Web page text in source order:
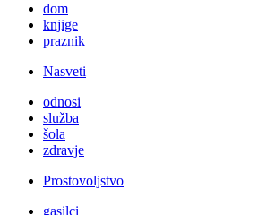
dom
knjige
praznik
Nasveti
odnosi
služba
šola
zdravje
Prostovoljstvo
gasilci